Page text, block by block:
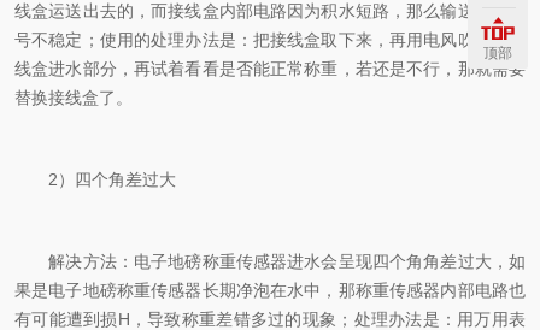
线盒运送出去的，而接线盒内部电路因为积水短路，那么输送出的信
号不稳定；使用的处理办法是：把接线盒取下来，再用电风吹吹干接
线盒进水部分，再试着看看是否能正常称重，若还是不行，那就需要
替换接线盒了。
2）四个角差过大
解决方法：电子地磅称重传感器进水会呈现四个角角差过大，如
果是电子地磅称重传感器长期净泡在水中，那称重传感器内部电路也
有可能遭到损H ，导致称重差错多过的现象；处理办法是：用万用表
顶部